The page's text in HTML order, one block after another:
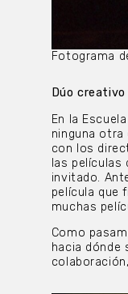
Fotograma
Dúo
En la
ninguna
con los
las
invitado.
película que
muchas
Como
hacia dónde